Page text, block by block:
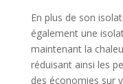
En plus de son
également une
maintenant la
réduisant ainsi les
des économies sur